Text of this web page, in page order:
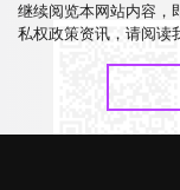
继续阅览本网站内容，
私权政策资讯，请阅读